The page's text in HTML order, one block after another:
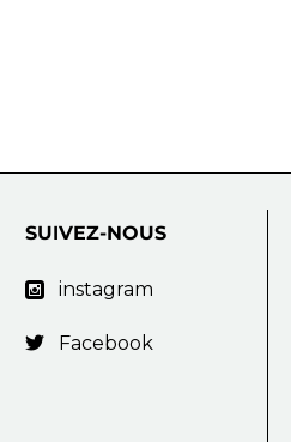
SUIVEZ-NOUS
 instagram
 Facebook